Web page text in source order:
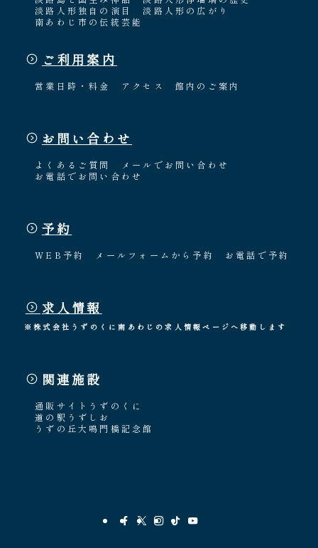
淡路人形独自の演目
淡路人形の広がり
南あわじ市の伝統芸能
ご利用案内
営業日時・料金 アクセス 館内のご案内
お問い合わせ
よくあるご質問
メールでお問い合わせ
お電話でお問い合わせ
予約
WEB予約 メールフォームから予約 お電話で予約
求人情報
※株式会社うずのくに南あわじの求人情報ページへ移動します
関連施設
通販サイトうずのくに
道の駅うずしお
うずの丘大鳴門橋記念館